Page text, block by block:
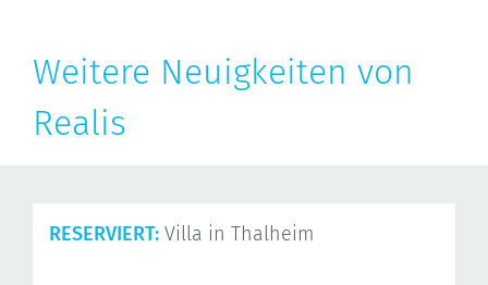
Weitere Neuigkeiten von
Realis
RESERVIERT: Villa in Thalheim